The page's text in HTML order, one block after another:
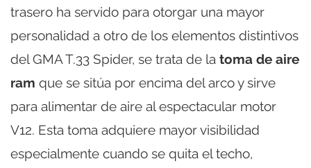
trasero ha servido para otorgar una mayor
personalidad a otro de los elementos distintivos
del GMA T.33 Spider, se trata de la toma de aire
ram que se sitúa por encima del arco y sirve
para alimentar de aire al espectacular motor
V12. Esta toma adquiere mayor visibilidad
especialmente cuando se quita el techo,